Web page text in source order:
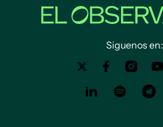
Siguenos en: